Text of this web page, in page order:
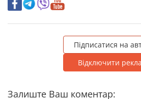
Підписатися на
Відключити
Залиште Ваш коментар: